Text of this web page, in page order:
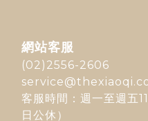
網站客服
(02)2556-2606
客服時間：週一至週五
日公休）